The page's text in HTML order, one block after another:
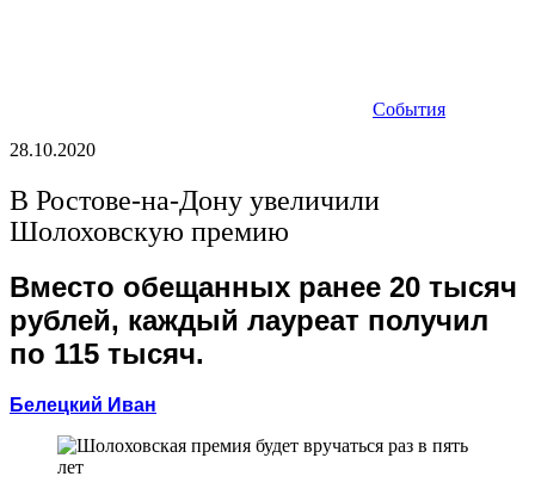
События
28.10.2020
В Ростове-на-Дону увеличили
Шолоховскую премию
Вместо обещанных ранее 20 тысяч
рублей, каждый лауреат получил
по 115 тысяч.
Белецкий Иван